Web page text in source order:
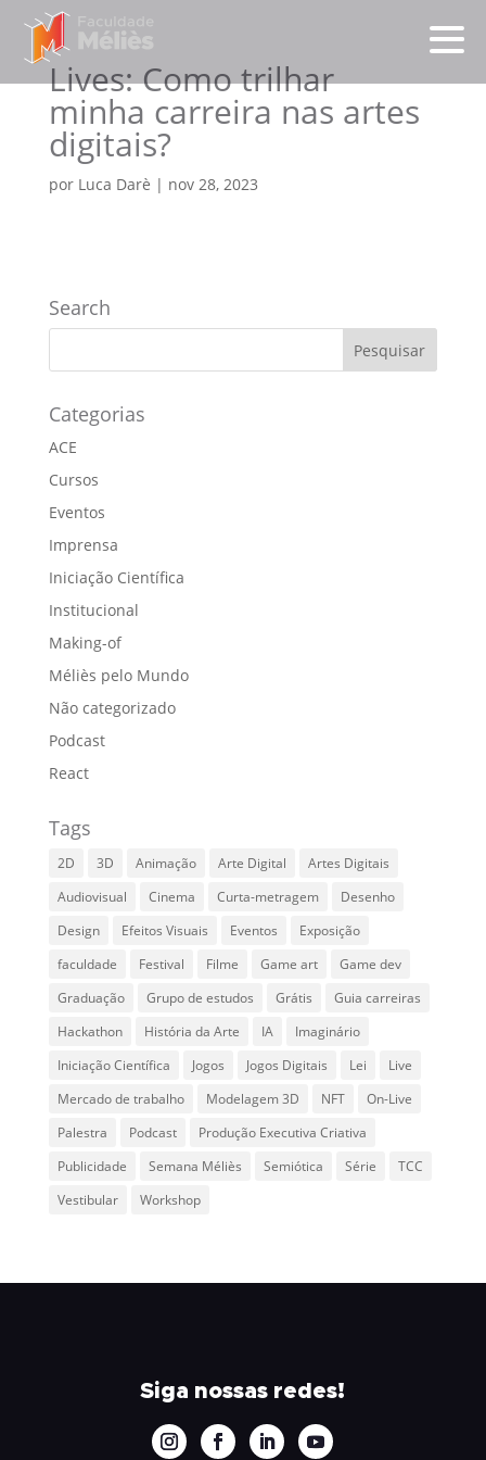
Lives: Como trilhar
minha carreira nas artes
digitais?
por Luca Darè | nov 28, 2023
Search
Categorias
ACE
Cursos
Eventos
Imprensa
Iniciação Científica
Institucional
Making-of
Méliès pelo Mundo
Não categorizado
Podcast
React
Tags
2D 3D Animação Arte Digital
Artes Digitais
Audiovisual
Cinema Curta-metragem
Desenho
Design
Efeitos Visuais Eventos
Exposição
faculdade
Festival Filme Game art
Game dev
Graduação
Grupo de estudos Grátis
Guia carreiras
Hackathon
História da Arte IA
Imaginário
Iniciação Científica
Jogos Jogos Digitais Lei
Live
Mercado de trabalho
Modelagem 3D NFT
On-Live
Palestra
Podcast
Produção Executiva Criativa
Publicidade
Semana Méliès Semiótica Série
TCC
Vestibular
Workshop
Siga nossas redes!